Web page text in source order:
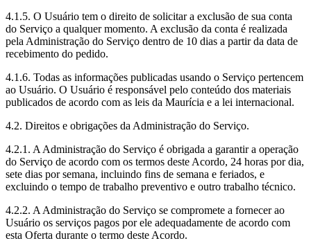
4.1.5. O Usuário tem o direito de solicitar a exclusão de sua conta
do Serviço a qualquer momento. A exclusão da conta é realizada
pela Administração do Serviço dentro de 10 dias a partir da data de
recebimento do pedido.
4.1.6. Todas as informações publicadas usando o Serviço pertencem
ao Usuário. O Usuário é responsável pelo conteúdo dos materiais
publicados de acordo com as leis da Maurícia e a lei internacional.
4.2. Direitos e obrigações da Administração do Serviço.
4.2.1. A Administração do Serviço é obrigada a garantir a operação
do Serviço de acordo com os termos deste Acordo, 24 horas por dia,
sete dias por semana, incluindo fins de semana e feriados, e
excluindo o tempo de trabalho preventivo e outro trabalho técnico.
4.2.2. A Administração do Serviço se compromete a fornecer ao
Usuário os serviços pagos por ele adequadamente de acordo com
esta Oferta durante o termo deste Acordo.